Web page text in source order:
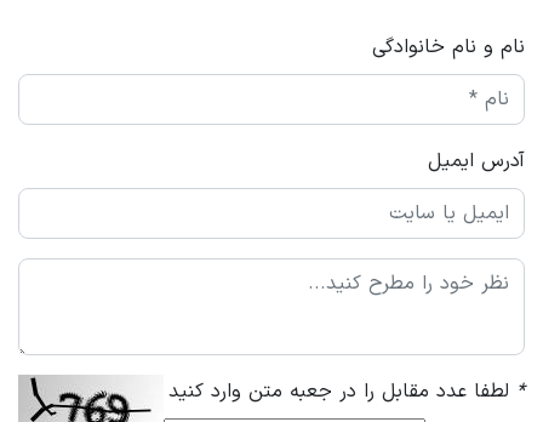
نام و نام خانوادگی
آدرس ایمیل
* لطفا عدد مقابل را در جعبه متن وارد کنید